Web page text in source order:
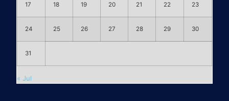
17 18 19 20 21 22 23
24 25 26 27 28 29 30
31
« Jul